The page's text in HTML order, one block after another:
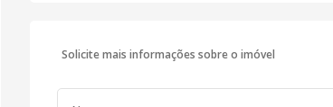
Solicite mais informações sobre o imóvel